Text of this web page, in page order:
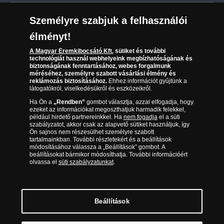
Kézbesítés
Reklamáció
Visszaküldés
Elállási űrlap
Karrier
Sütik (cookies) használata
Süti (cookies)Beállítások
Társaságunkról
Az érmék és érmek ára és értéke
Gyakran ismételt kérdések
Adatkezelés
06 80 888 889
(díjmentesen hívható hétfőtől csütörtökig 9.00 és 17.00
óra között, péntekenként 9.00 és 15.00 óra között)
Magyar Éremkibocsátó Kft. 1134 Budapest, Váci út 33. Cégjegyzékszám: 01-09-
957944, Adószám: 23275395-2-41 A Társaság a Magyar Kereskedelmi
Személyre szabjuk a felhasználói
élményt!
A Magyar Éremkibocsátó Kft.sütiket és további
technológiát használ webhelyeink megbízhatóságának és
biztonságának fenntartásához, webes forgalmunk
méréséhez, személyre szabott vásárlási élmény és
reklámozás biztosításához.Ehhez információt gyűjtünk a
látogatókról, viselkedésükről és eszközeikről.
Ha Ön a „Rendben”gombot választja, azzal elfogadja, hogy
ezeket az információkat megoszthatjuk harmadik felekkel,
például hirdető partnereinkkel. Ha nem fogadjael a süti
szabályzatot, akkor csak az alapvető sütiket használjuk, így
Ön sajnos nem részesülhet személyre szabott
tartalmainkban. További részletekért és a beállítások
módosításához válassza a „Beállítások” gombot. A
beállításokat bármikor módosíthatja. További információért
olvassa el süti szabályzatunkat.
Beállítások